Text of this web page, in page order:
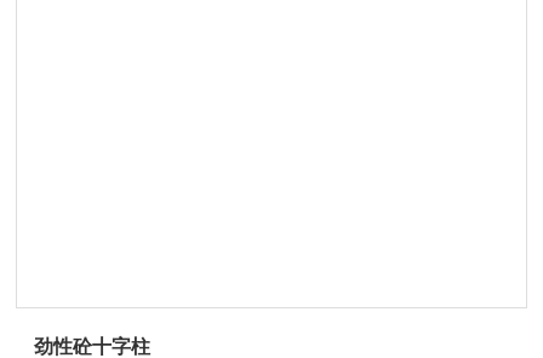
劲性砼十字柱